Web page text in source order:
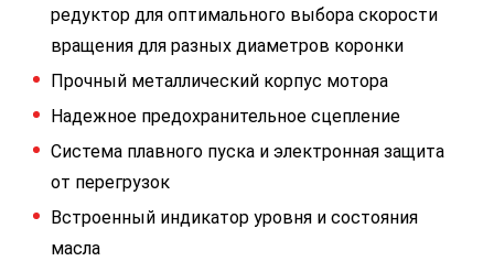
редуктор для оптимального выбора скорости
вращения для разных диаметров коронки
Прочный металлический корпус мотора
Надежное предохранительное сцепление
Система плавного пуска и электронная защита
от перегрузок
Встроенный индикатор уровня и состояния
масла